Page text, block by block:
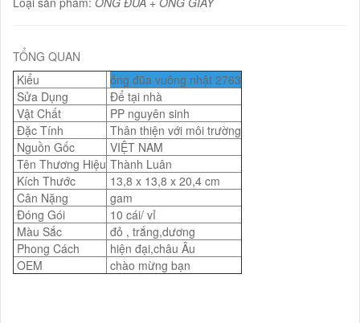
TỔNG QUAN
Kiểu
ống đũa vuông nhật 2763
Sửa Dụng
Để tại nhà
Vật Chất
PP nguyên sinh
Đặc Tính
Thân thiện với môi trường
Nguồn Gốc
VIỆT NAM
Tên Thương Hiệu Thành Luân
Kích Thước
13,8 x 13,8 x 20,4 cm
Cân Nặng
gam
Đóng Gói
10 cái/ vỉ
Màu Sắc
đỏ , trắng,dương
Phong Cách
hiện đại,châu Âu
OEM
chào mừng bạn